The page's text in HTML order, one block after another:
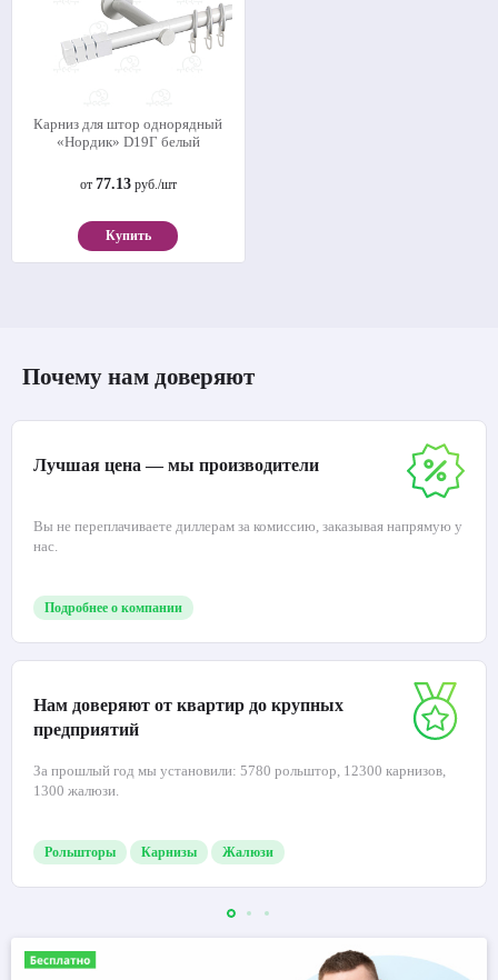
Карниз для штор однорядный
«Нордик» D19Г белый
от 77.13руб./шт
Купить
Почему нам доверяют
Лучшая цена — мы производители
Вы не переплачиваете диллерам за комиссию, заказывая напрямую у
нас.
Подробнее о компании
Нам доверяют от квартир до крупных
предприятий
За прошлый год мы установили: 5780 рольштор, 12300 карнизов,
1300 жалюзи.
Рольшторы Карнизы Жалюзи